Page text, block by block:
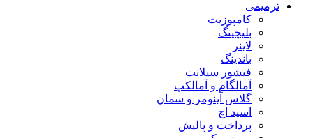
ترمیمی
کامپوزیت
بلیچینگ
لاینر
باندینگ
فیشور سیلانت
آمالگام و آمالکپ
گلاس آینومر و سمان
اسید اچ
پرداخت و پالیش